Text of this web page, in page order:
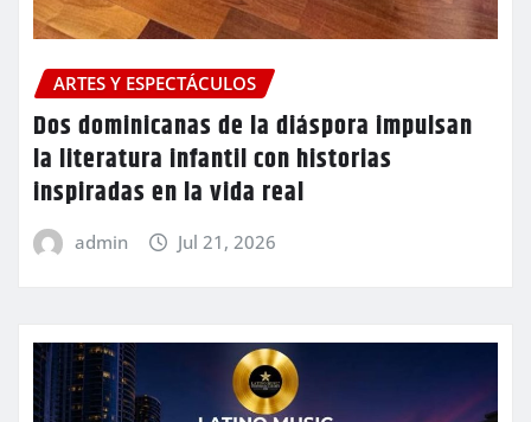
ARTES Y ESPECTÁCULOS
Dos dominicanas de la diáspora impulsan
la literatura infantil con historias
inspiradas en la vida real
admin Jul 21, 2026